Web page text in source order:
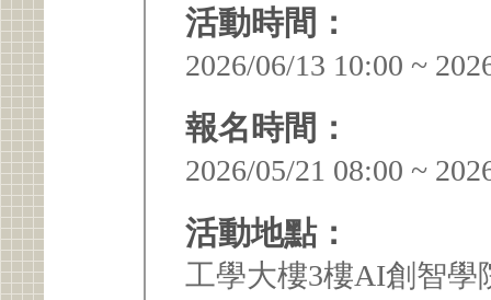
活動時間：
2026/06/13 10:00 ~
報名時間：
2026/05/21 08:00 ~
活動地點：
工學大樓3樓AI創智學